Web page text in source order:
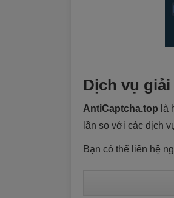
Dịch vụ
AntiCaptcha.top là
lần so với các dịch
Bạn có thể liên hệ